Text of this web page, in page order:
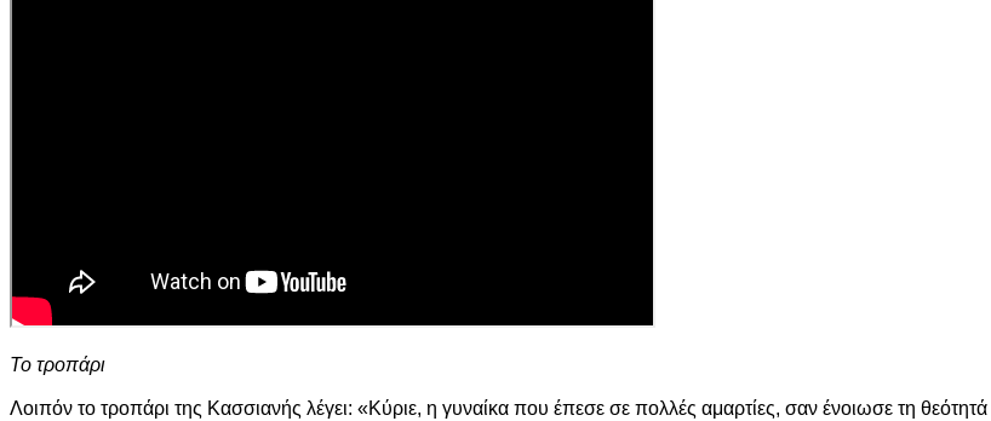
Το τροπάρι
Λοιπόν το τροπάρι της Κασσιανής λέγει: «Κύριε, η γυναίκα που έπεσε σε πολλές αμαρτίες, σαν ένοιωσε τη